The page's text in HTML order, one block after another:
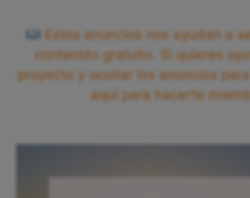
Estos anuncios nos ayudan a
contenido gratuito. Si quieres
proyecto y ocultar los anuncios
aquí para hacerte